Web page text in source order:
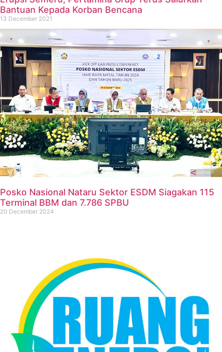
Bantuan Kepada Korban Bencana
13 December 2021
Posko Nasional Nataru Sektor ESDM Siagakan 115
Terminal BBM dan 7.786 SPBU
20 December 2024